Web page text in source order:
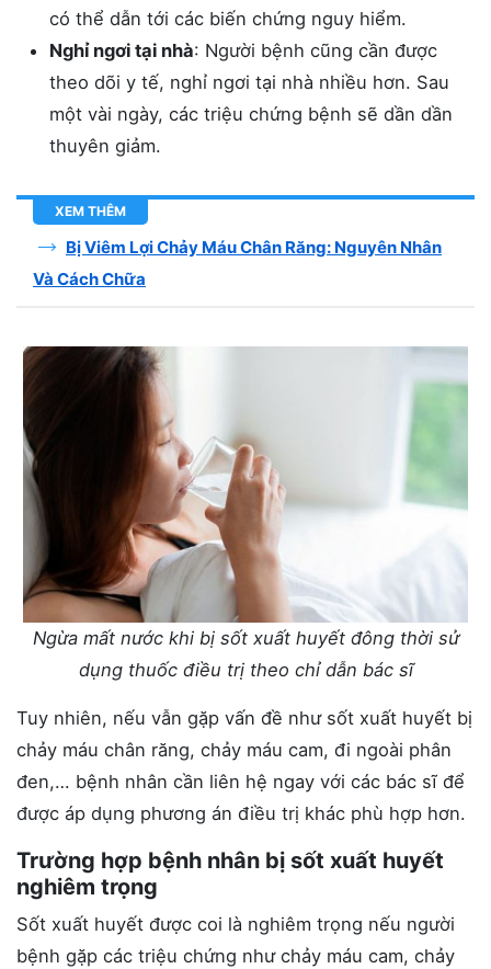
có thể dẫn tới các biến chứng nguy hiểm.
Nghỉ ngơi tại nhà: Người bệnh cũng cần được
theo dõi y tế, nghỉ ngơi tại nhà nhiều hơn. Sau
một vài ngày, các triệu chứng bệnh sẽ dần dần
thuyên giảm.
XEM THÊM
Bị Viêm Lợi Chảy Máu Chân Răng: Nguyên Nhân
Và Cách Chữa
Ngừa mất nước khi bị sốt xuất huyết đông thời sử
dụng thuốc điều trị theo chỉ dẫn bác sĩ
Tuy nhiên, nếu vẫn gặp vấn đề như sốt xuất huyết bị
chảy máu chân răng, chảy máu cam, đi ngoài phân
đen,… bệnh nhân cần liên hệ ngay với các bác sĩ để
được áp dụng phương án điều trị khác phù hợp hơn.
Trường hợp bệnh nhân bị sốt xuất huyết
nghiêm trọng
Sốt xuất huyết được coi là nghiêm trọng nếu người
bệnh gặp các triệu chứng như chảy máu cam, chảy